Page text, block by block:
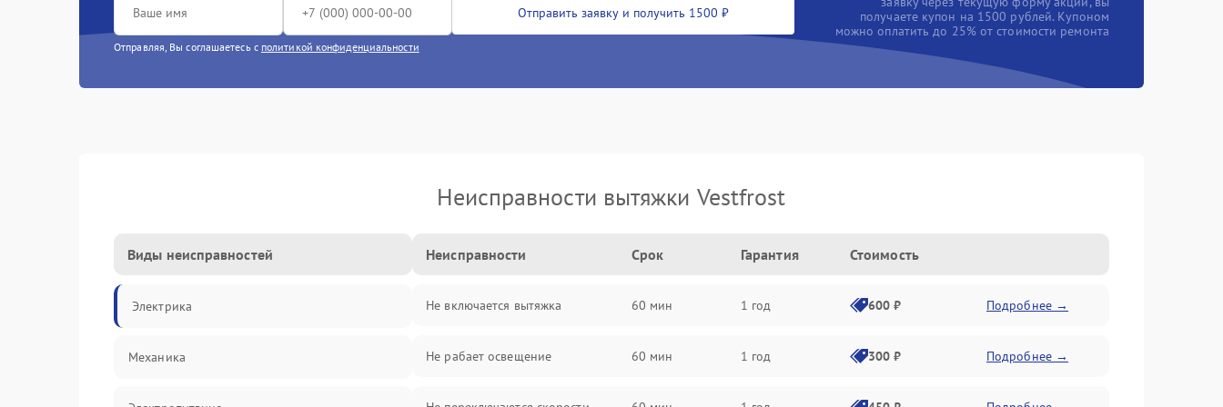
Отправить заявку и получить 1500 ₽
Отправляя, Вы соглашаетесь с политикой конфиденциальности
получаете купон на 1500 рублей. Купоном
можно оплатить до 25% от стоимости ремонта
Неисправности вытяжки Vestfrost
Виды неисправностей
Электрика
Механика
Неисправности Срок Гарантия Стоимость
Не включается вытяжка 60 мин 1 год 600 ₽ Подробнее →
Не рабает освещение 60 мин 1 год 300 ₽ Подробнее →